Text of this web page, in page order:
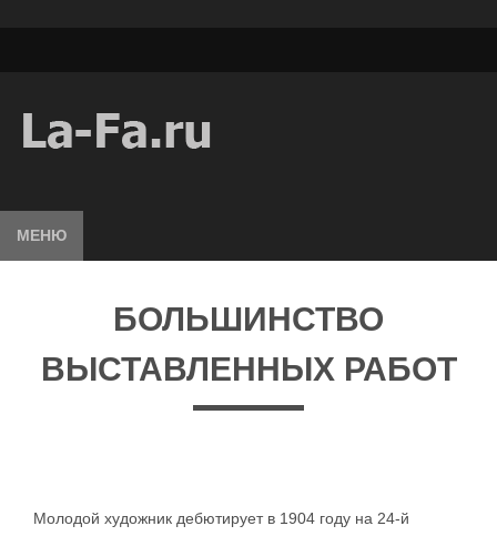
МЕНЮ
БОЛЬШИНСТВО
ВЫСТАВЛЕННЫХ РАБОТ
Молодой художник дебютирует в 1904 году на 24-й